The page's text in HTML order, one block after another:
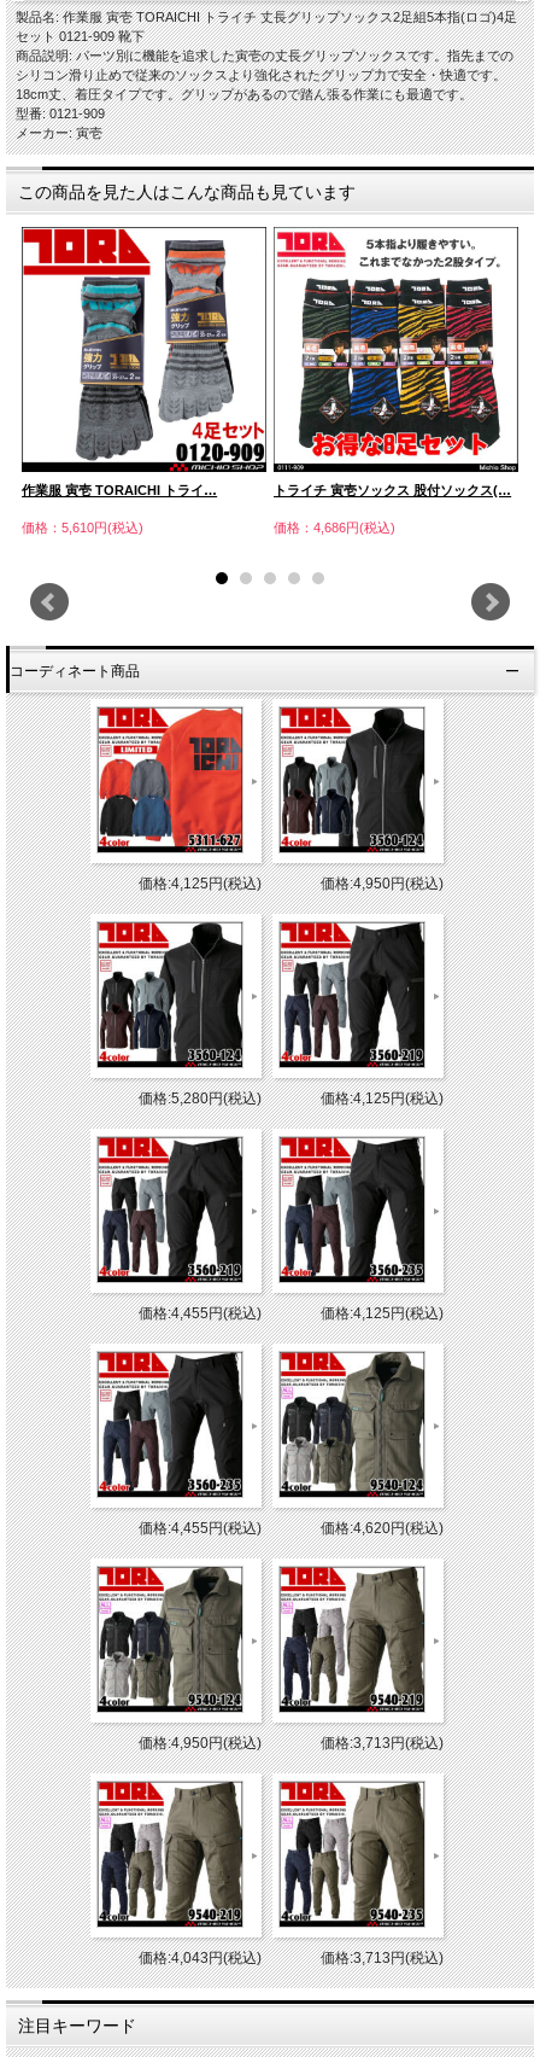
製品名: 作業服 寅壱 TORAICHI トライチ 丈長グリップソックス2足組5本指(ロゴ)4足
セット 0121-909 靴下
商品説明: パーツ別に機能を追求した寅壱の丈長グリップソックスです。指先までの
シリコン滑り止めで従来のソックスより強化されたグリップ力で安全・快適です。
18cm丈、着圧タイプです。グリップがあるので踏ん張る作業にも最適です。
型番: 0121-909
メーカー: 寅壱
この商品を見た人はこんな商品も見ています
作業服 寅壱 TORAICHI トライ…
価格：5,610円(税込)
トライチ 寅壱ソックス 股付ソックス(…
価格：4,686円(税込)
コーディネート商品
価格:4,125円(税込) 価格:4,950円(税込)
価格:5,280円(税込) 価格:4,125円(税込)
価格:4,455円(税込) 価格:4,125円(税込)
価格:4,455円(税込) 価格:4,620円(税込)
価格:4,950円(税込) 価格:3,713円(税込)
価格:4,043円(税込) 価格:3,713円(税込)
注目キーワード